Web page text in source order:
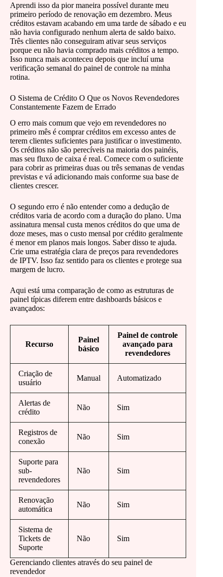
Aprendi isso da pior maneira possível durante meu
primeiro período de renovação em dezembro. Meus
créditos estavam acabando em uma tarde de sábado e eu
não havia configurado nenhum alerta de saldo baixo.
Três clientes não conseguiram ativar seus serviços
porque eu não havia comprado mais créditos a tempo.
Isso nunca mais aconteceu depois que incluí uma
verificação semanal do painel de controle na minha
rotina.
O Sistema de Crédito O Que os Novos Revendedores
Constantemente Fazem de Errado
O erro mais comum que vejo em revendedores no
primeiro mês é comprar créditos em excesso antes de
terem clientes suficientes para justificar o investimento.
Os créditos não são perecíveis na maioria dos painéis,
mas seu fluxo de caixa é real. Comece com o suficiente
para cobrir as primeiras duas ou três semanas de vendas
previstas e vá adicionando mais conforme sua base de
clientes crescer.
O segundo erro é não entender como a dedução de
créditos varia de acordo com a duração do plano. Uma
assinatura mensal custa menos créditos do que uma de
doze meses, mas o custo mensal por crédito geralmente
é menor em planos mais longos. Saber disso te ajuda.
Crie uma estratégia clara de preços para revendedores
de IPTV. Isso faz sentido para os clientes e protege sua
margem de lucro.
Aqui está uma comparação de como as estruturas de
painel típicas diferem entre dashboards básicos e
avançados:
Recurso
Painel
básico
Painel de controle
avançado para
revendedores
Criação de
usuário
Manual Automatizado
Alertas de
crédito
Não Sim
Registros de
conexão
Não Sim
Suporte para
sub-
revendedores
Não Sim
Renovação
automática
Não Sim
Sistema de
Tickets de
Suporte
Não Sim
Gerenciando clientes através do seu painel de
revendedor